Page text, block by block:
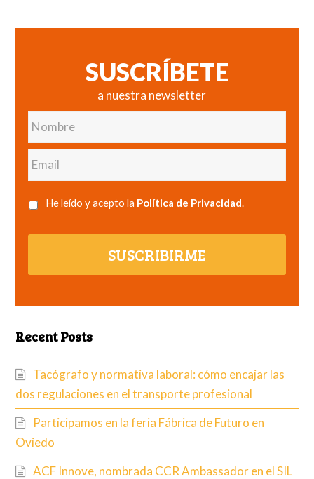
SUSCRÍBETE
a nuestra newsletter
Nombre
Email
He leído y acepto la Política de Privacidad.
SUSCRIBIRME
Recent Posts
Tacógrafo y normativa laboral: cómo encajar las
dos regulaciones en el transporte profesional
Participamos en la feria Fábrica de Futuro en
Oviedo
ACF Innove, nombrada CCR Ambassador en el SIL